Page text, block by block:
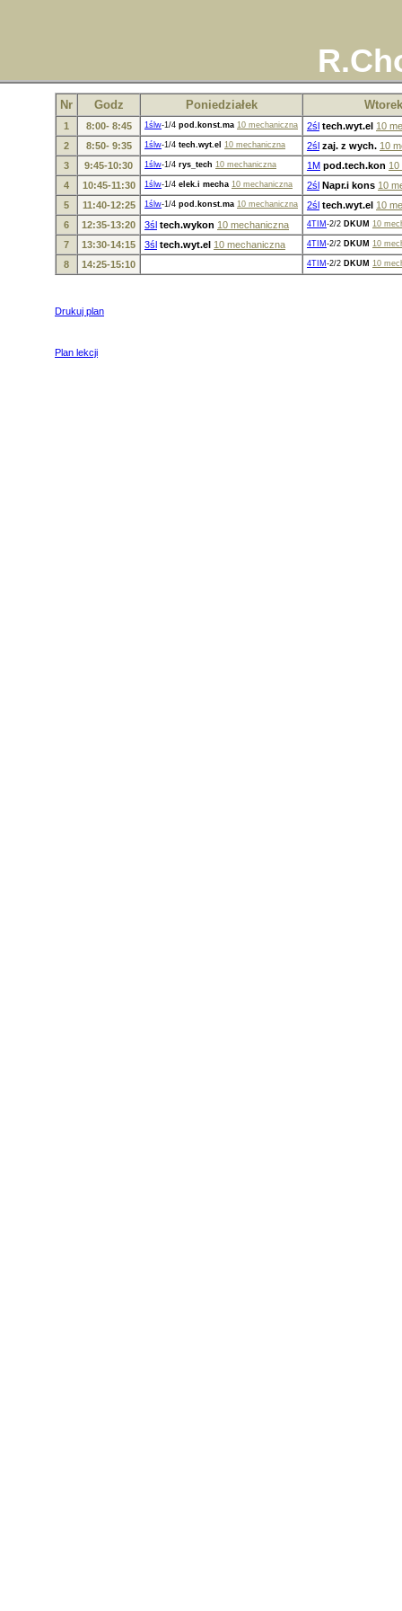
Nr Godz Poniedziałek Wtorek
1 8:00- 8:45 1ślw-1/4 pod.konst.ma 10 mechaniczna 2śl tech.wyt.el 10
2
8:50- 9:35 1ślw-1/4 tech.wyt.el 10 mechaniczna 2śl zaj. z wych. 10
3
9:45-10:30 1ślw-1/4 rys_tech 10 mechaniczna 1M pod.tech.kon 10
4
10:45-11:30 1ślw-1/4 elek.i mecha 10 mechaniczna 2śl Napr.i kons 10
5
11:40-12:25 1ślw-1/4 pod.konst.ma 10 mechaniczna 2śl tech.wyt.el 10
6
12:35-13:20 3śl tech.wykon 10 mechaniczna 4TIM -2/2 DKUM 10
7 13:30-14:15 3śl tech.wyt.el 10 mechaniczna 4TIM -2/2 DKUM 10
8 14:25-15:10 4TIM -2/2 DKUM 10
Drukuj plan
Plan lekcji